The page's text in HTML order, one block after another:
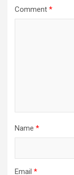
Comment *
Name *
Email *